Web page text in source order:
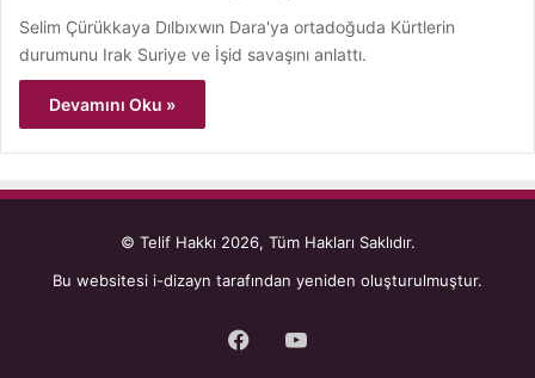
Selim Çürükkaya Dılbıxwın Dara'ya ortadoğuda Kürtlerin
durumunu Irak Suriye ve İşid savaşını anlattı.
Devamını Oku »
© Telif Hakkı 2026, Tüm Hakları Saklıdır.
Bu websitesi i-dizayn tarafından yeniden oluşturulmuştur.
Facebook